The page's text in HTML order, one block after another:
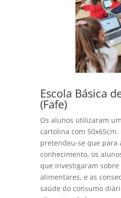
Escola Básica
(Fafe)
Os alunos utilizaram
cartolina com 50x65cm.
pretendeu-se que para
conhecimento, os
que investigaram sobre
alimentares, e as
saúde do consumo